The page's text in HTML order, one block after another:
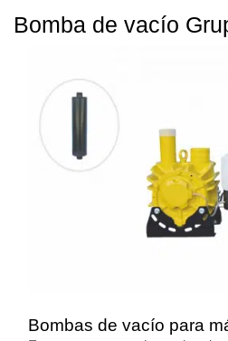
Bomba de vacío
Bombas de vacío para